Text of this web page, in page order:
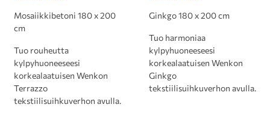
Mosaiikkibetoni 180 x 200
cm
Tuo rouheutta
kylpyhuoneeseesi
korkealaatuisen Wenkon
Terrazzo
tekstiilisuihkuverhon avulla.
Ginkgo 180 x 200 cm
Tuo harmoniaa
kylpyhuoneeseesi
korkealaatuisen Wenkon
Ginkgo
tekstiilisuihkuverhon avulla.